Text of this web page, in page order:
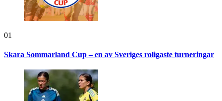
01
Skara Sommarland Cup – en av Sveriges roligaste turneringar